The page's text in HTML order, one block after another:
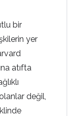
bir
yer
atıfta
değil,